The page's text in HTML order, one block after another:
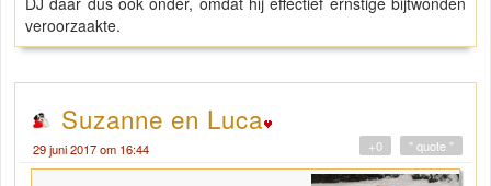
veroorzaakte.
Suzanne en Luca
29 juni 2017 om 16:44 " quote "
+0